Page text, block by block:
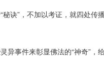
诀”，不加以考证，就四处传
事件来彰显佛法的“神奇”，